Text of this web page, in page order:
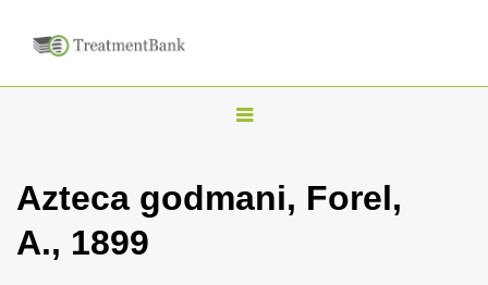
T
g
Azteca godmani, Forel,
A., 1899